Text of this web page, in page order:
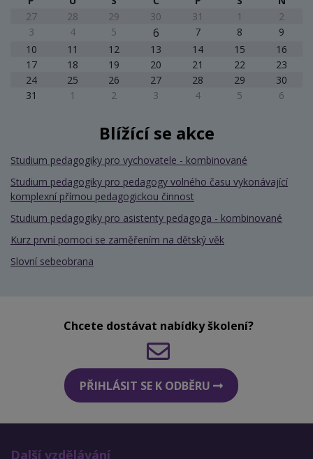
27
28 29 30 31 1
2
3
4 5 6 7 8
9
10
11 12 13 14 15
16
17
18 19 20 21 22
23
24
25 26 27 28 29
30
31
1 2 3 4 5 6
Blížící se akce
Studium pedagogiky pro vychovatele - kombinované
Studium pedagogiky pro pedagogy volného času vykonávající
komplexní přímou pedagogickou činnost
Studium pedagogiky pro asistenty pedagoga - kombinované
Kurz první pomoci se zaměřením na dětský věk
Slovní sebeobrana
Chcete dostávat nabídky školení?
PŘIHLÁSIT SE K ODBĚRU
Další vzdělávání